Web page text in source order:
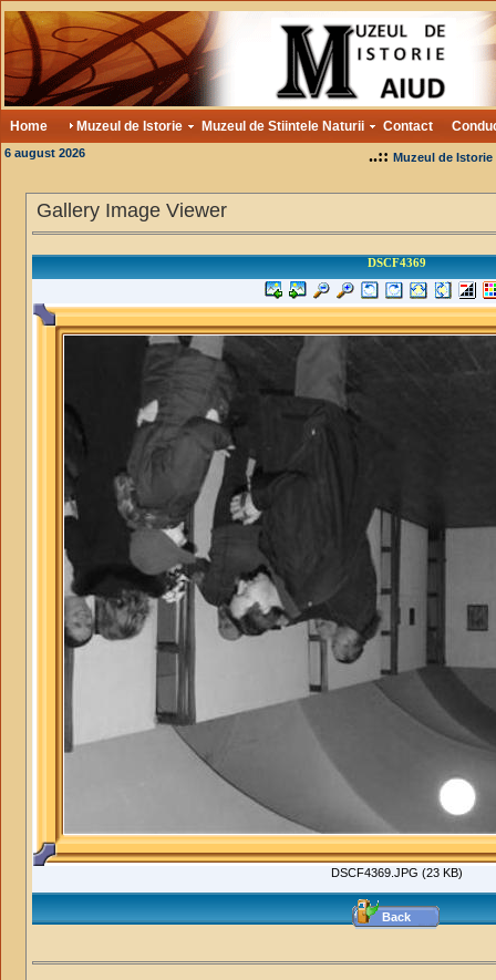
Home Muzeul de Istorie Muzeul de Stiintele Naturii Contact
6 august 2026 ..:: Muzeul de Istorie
Gallery Image Viewer
DSCF4369
DSCF4369.JPG (23 KB)